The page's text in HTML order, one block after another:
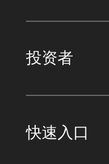
投资者
快速入口